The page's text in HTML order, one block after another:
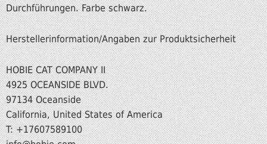
Durchführungen. Farbe schwarz.
Herstellerinformation/Angaben zur Produktsicherheit
HOBIE CAT COMPANY II
4925 OCEANSIDE BLVD.
97134 Oceanside
California, United States of America
T: +17607589100